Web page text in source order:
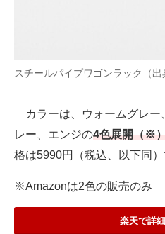
スチールパイプワゴンラック（出
カラーは、ウォームグレー
レー、エンジの4色展開（※
格は5990円（税込、以下同）
※Amazonは2色の販売のみ
楽天で詳